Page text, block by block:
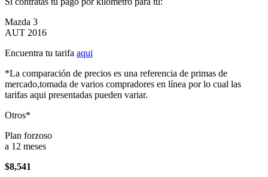
Mazda 3
AUT 2016
Encuentra tu tarifa aqui
*La comparación de precios es una referencia de primas de
mercado,tomada de varios compradores en línea por lo cual las
tarifas aqui presentadas pueden variar.
Otros*
Plan forzoso
a 12 meses
$8,541